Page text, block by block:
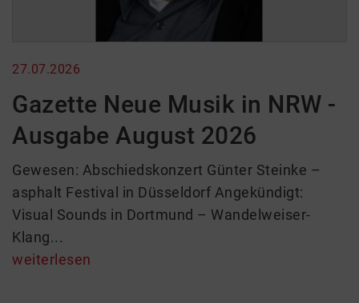
27.07.2026
Gazette Neue Musik in NRW -
Ausgabe August 2026
Gewesen: Abschiedskonzert Günter Steinke –
asphalt Festival in Düsseldorf Angekündigt:
Visual Sounds in Dortmund – Wandelweiser-
Klang...
weiterlesen